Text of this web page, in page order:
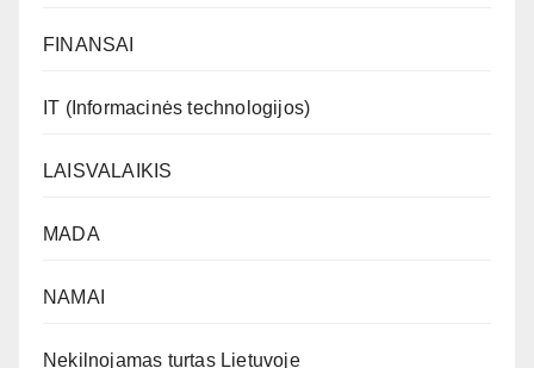
FINANSAI
IT (Informacinės technologijos)
LAISVALAIKIS
MADA
NAMAI
Nekilnojamas turtas Lietuvoje